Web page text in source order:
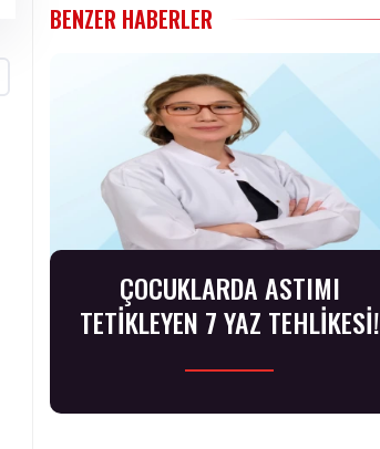
BENZER HABERLER
ÇOCUKLARDA ASTIMI
TETİKLEYEN 7 YAZ TEHLİKESİ!